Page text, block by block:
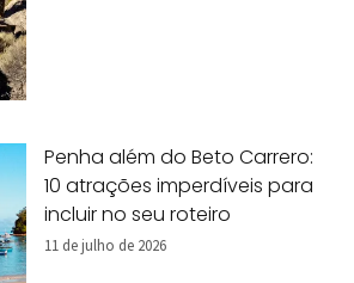
Penha além do Beto Carrero:
10 atrações imperdíveis para
incluir no seu roteiro
11 de julho de 2026